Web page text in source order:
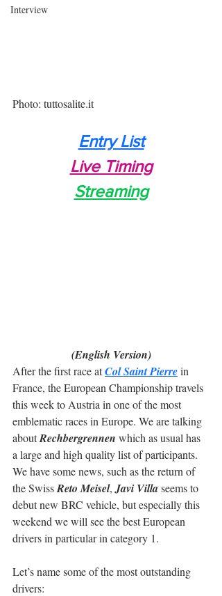
Interview
Photo: tuttosalite.it
Entry List
Live Timing
Streaming
(English Version)
After the first race at Col Saint Pierre in
France, the European Championship travels
this week to Austria in one of the most
emblematic races in Europe. We are talking
about Rechbergrennen which as usual has
a large and high quality list of participants.
We have some news, such as the return of
the Swiss Reto Meisel, Javi Villa seems to
debut new BRC vehicle, but especially this
weekend we will see the best European
drivers in particular in category 1.
Let’s name some of the most outstanding
drivers: